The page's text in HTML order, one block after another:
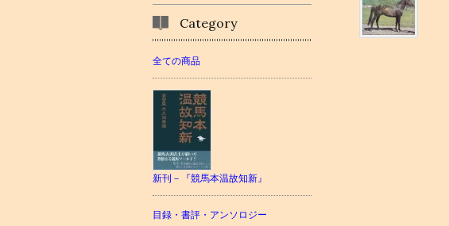
Category
全ての商品
新刊－『競馬本温故知新』
目録・書評・アンソロジー